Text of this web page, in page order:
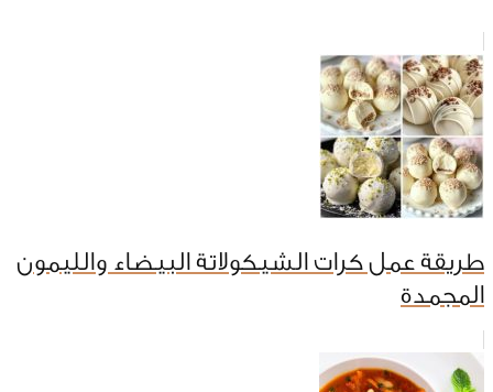
طريقة عمل كرات الشيكولاتة البيضاء والليمون
المجمدة